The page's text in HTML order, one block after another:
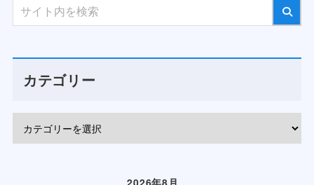
カテゴリー
2026年8月